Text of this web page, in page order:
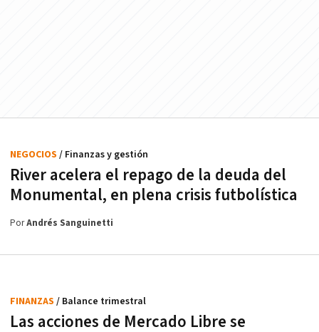
River acelera el repago de la deuda del
Monumental, en plena crisis futbolística
NEGOCIOS / Finanzas y gestión
PorAndrés Sanguinetti
Las acciones de Mercado Libre se
FINANZAS / Balance trimestral